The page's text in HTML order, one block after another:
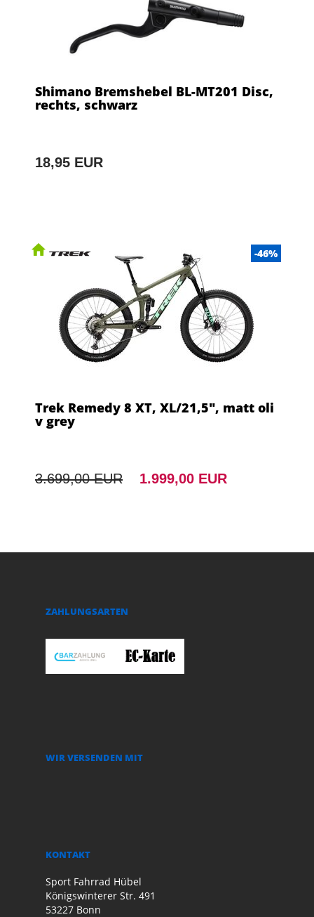
Shimano Bremshebel BL-MT201 Disc,
rechts, schwarz
18,95 EUR
-46%
Trek Remedy 8 XT, XL/21,5", matt oli
v grey
3.699,00 EUR 1.999,00 EUR
ZAHLUNGSARTEN
WIR VERSENDEN MIT
KONTAKT
Sport Fahrrad Hübel
Königswinterer Str. 491
53227 Bonn